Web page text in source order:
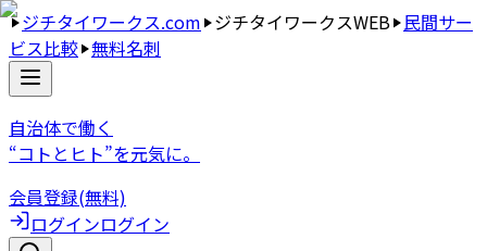
ジチタイワークス.com ジチタイワークスWEB 民間サー
ビス比較 無料名刺
自治体で働く
“コトとヒト”を元気に。
会員登録(無料)
ログインログイン